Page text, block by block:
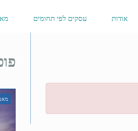
אודות עסקים לפי תחומים